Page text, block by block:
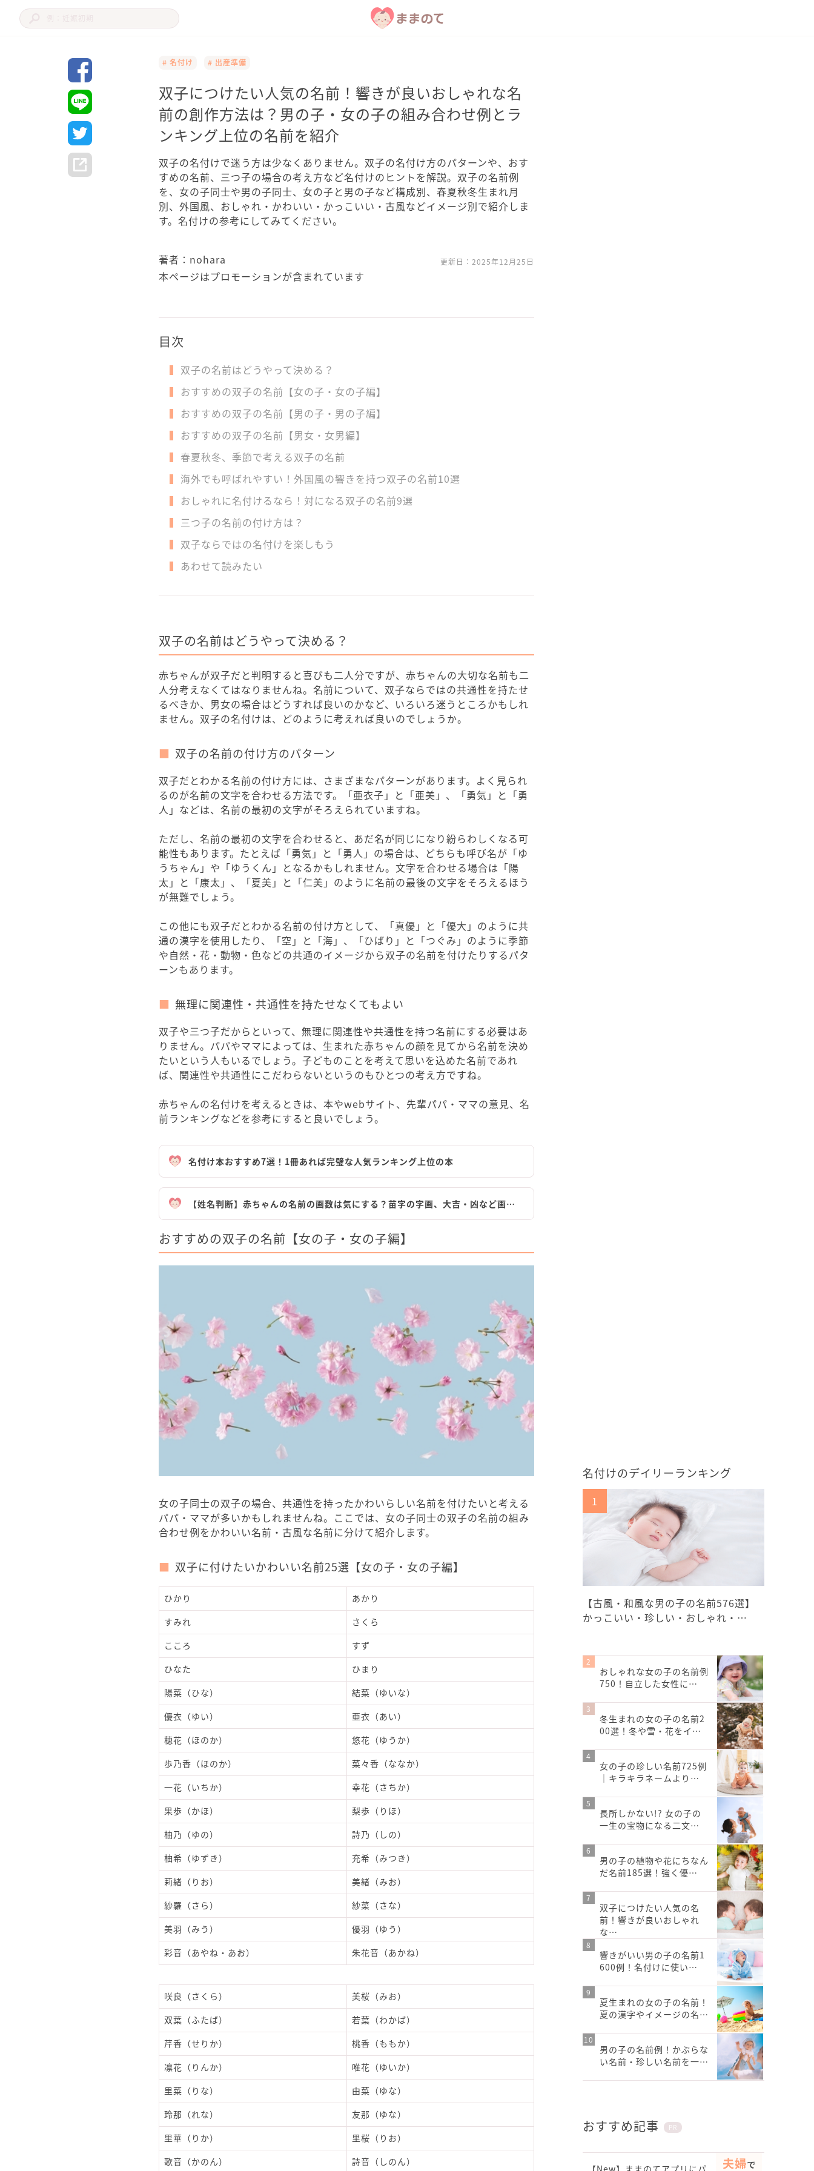
# 名付け # 出産準備
双子につけたい人気の名前！響きが良いおしゃれな名
前の創作方法は？男の子・女の子の組み合わせ例とラ
ンキング上位の名前を紹介
双子の名付けで迷う方は少なくありません。双子の名付け方のパターンや、おす
すめの名前、三つ子の場合の考え方など名付けのヒントを解説。双子の名前例
を、女の子同士や男の子同士、女の子と男の子など構成別、春夏秋冬生まれ月
別、外国風、おしゃれ・かわいい・かっこいい・古風などイメージ別で紹介しま
す。名付けの参考にしてみてください。
著者：nohara 更新日： 2025年12月25日
本ページはプロモーションが含まれています
目次
双子の名前はどうやって決める？
おすすめの双子の名前【女の子・女の子編】
おすすめの双子の名前【男の子・男の子編】
おすすめの双子の名前【男女・女男編】
春夏秋冬、季節で考える双子の名前
海外でも呼ばれやすい！外国風の響きを持つ双子の名前10選
おしゃれに名付けるなら！対になる双子の名前9選
三つ子の名前の付け方は？
双子ならではの名付けを楽しもう
あわせて読みたい
双子の名前はどうやって決める？
赤ちゃんが双子だと判明すると喜びも二人分ですが、赤ちゃんの大切な名前も二
人分考えなくてはなりませんね。名前について、双子ならではの共通性を持たせ
るべきか、男女の場合はどうすれば良いのかなど、いろいろ迷うところかもしれ
ません。双子の名付けは、どのように考えれば良いのでしょうか。
双子の名前の付け方のパターン
双子だとわかる名前の付け方には、さまざまなパターンがあります。よく見られ
るのが名前の文字を合わせる方法です。「亜衣子」と「亜美」、「勇気」と「勇
人」などは、名前の最初の文字がそろえられていますね。
ただし、名前の最初の文字を合わせると、あだ名が同じになり紛らわしくなる可
能性もあります。たとえば「勇気」と「勇人」の場合は、どちらも呼び名が「ゆ
うちゃん」や「ゆうくん」となるかもしれません。文字を合わせる場合は「陽
太」と「康太」、「夏美」と「仁美」のように名前の最後の文字をそろえるほう
が無難でしょう。
この他にも双子だとわかる名前の付け方として、「真優」と「優大」のように共
通の漢字を使用したり、「空」と「海」、「ひばり」と「つぐみ」のように季節
や自然・花・動物・色などの共通のイメージから双子の名前を付けたりするパタ
ーンもあります。
無理に関連性・共通性を持たせなくてもよい
双子や三つ子だからといって、無理に関連性や共通性を持つ名前にする必要はあ
りません。パパやママによっては、生まれた赤ちゃんの顔を見てから名前を決め
たいという人もいるでしょう。子どものことを考えて思いを込めた名前であれ
ば、関連性や共通性にこだわらないというのもひとつの考え方ですね。
赤ちゃんの名付けを考えるときは、本やwebサイト、先輩パパ・ママの意見、名
前ランキングなどを参考にすると良いでしょう。
名付け本おすすめ7選！1冊あれば完璧な人気ランキング上位の本
【姓名判断】赤ちゃんの名前の画数は気にする？苗字の字画、大吉・凶など画…
おすすめの双子の名前【女の子・女の子編】
女の子同士の双子の場合、共通性を持ったかわいらしい名前を付けたいと考える
パパ・ママが多いかもしれませんね。ここでは、女の子同士の双子の名前の組み
合わせ例をかわいい名前・古風な名前に分けて紹介します。
双子に付けたいかわいい名前25選【女の子・女の子編】
ひかり
あかり
すみれ
さくら
こころ
すず
ひなた
ひまり
陽菜（ひな）
結菜（ゆいな）
優衣（ゆい）
亜衣（あい）
穂花（ほのか）
悠花（ゆうか）
歩乃香（ほのか）
菜々香（ななか）
一花（いちか）
幸花（さちか）
果歩（かほ）
梨歩（りほ）
柚乃（ゆの）
詩乃（しの）
柚希（ゆずき）
充希（みつき）
莉緒（りお）
美緒（みお）
紗羅（さら）
紗菜（さな）
美羽（みう）
優羽（ゆう）
彩音（あやね・あお）
朱花音（あかね）
咲良（さくら）
美桜（みお）
双葉（ふたば）
若葉（わかば）
芹香（せりか）
桃香（ももか）
凛花（りんか）
唯花（ゆいか）
里菜（りな）
由菜（ゆな）
玲那（れな）
友那（ゆな）
里華（りか）
里桜（りお）
歌音（かのん）
詩音（しのん）
名付けのデイリーランキング
【古風・和風な男の子の名前576選】
かっこいい・珍しい・おしゃれ・…
おしゃれな女の子の名前例
750！自立した女性に…
冬生まれの女の子の名前2
00選！冬や雪・花をイ…
女の子の珍しい名前725例
｜キラキラネームより…
長所しかない!? 女の子の
一生の宝物になる二文…
男の子の植物や花にちなん
だ名前185選！強く優…
双子につけたい人気の名
前！響きが良いおしゃれ
な…
響きがいい男の子の名前1
600例！名付けに使い…
夏生まれの女の子の名前！
夏の漢字やイメージの名…
男の子の名前例！かぶらな
い名前・珍しい名前を一…
おすすめ記事 PR
【New】ままのてアプリにパ